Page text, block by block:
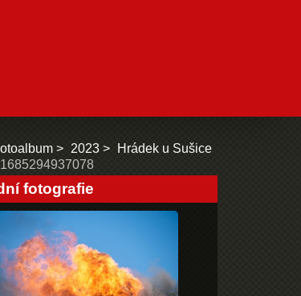
2023
Hrádek u Sušice
1685294937078
fotografie